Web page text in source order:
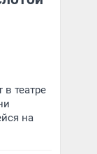
в театре
на